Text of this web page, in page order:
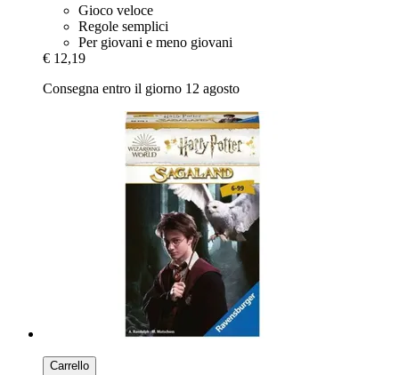
Gioco veloce
Regole semplici
Per giovani e meno giovani
€ 12,19
Consegna entro il giorno 12 agosto
Carrello